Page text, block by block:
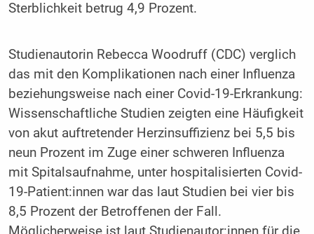
Sterblichkeit betrug 4,9 Prozent.
Studienautorin Rebecca Woodruff (CDC) verglich
das mit den Komplikationen nach einer Influenza
beziehungsweise nach einer Covid-19-Erkrankung:
Wissenschaftliche Studien zeigten eine Häufigkeit
von akut auftretender Herzinsuffizienz bei 5,5 bis
neun Prozent im Zuge einer schweren Influenza
mit Spitalsaufnahme, unter hospitalisierten Covid-
19-Patient:innen war das laut Studien bei vier bis
8,5 Prozent der Betroffenen der Fall.